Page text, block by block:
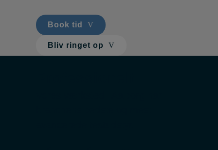
Book tid
Bliv ringet op